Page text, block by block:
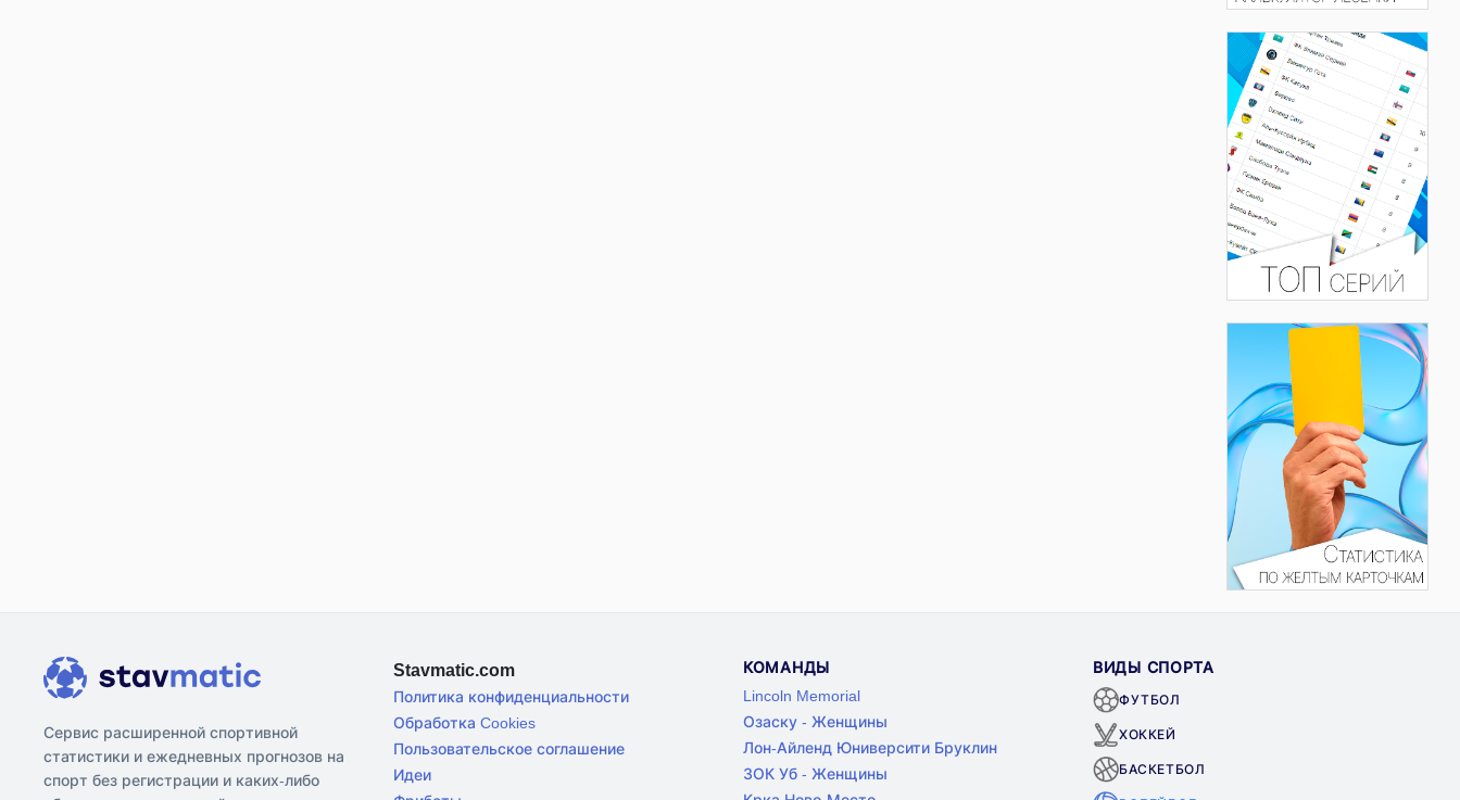
Сервис расширенной спортивной
статистики и ежедневных прогнозов на
спорт без регистрации и каких-либо
Stavmatic.com
Политика конфиденциальности
Обработка Cookies
Пользовательское соглашение
Идеи
КОМАНДЫ
Lincoln Memorial
Озаску - Женщины
Лон-Айленд Юниверсити Бруклин
ЗОК Уб - Женщины
ВИДЫ СПОРТА
ФУТБОЛ
ХОККЕЙ
БАСКЕТБОЛ